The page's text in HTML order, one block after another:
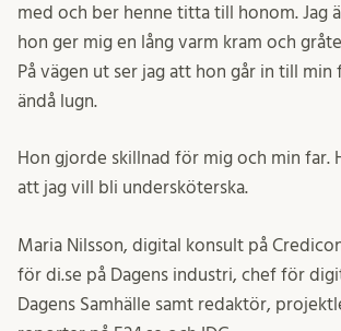
med och ber henne titta till honom. Jag
hon ger mig en lång varm kram och
På vägen ut ser jag att hon går in till min
ändå lugn.
Hon gjorde skillnad för mig och min far.
att jag vill bli undersköterska.
Maria Nilsson, digital konsult på
för di.se på Dagens industri, chef för
Dagens Samhälle samt redaktör,